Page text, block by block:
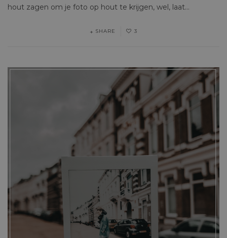
hout zagen om je foto op hout te krijgen, wel, laat…
SHARE 3